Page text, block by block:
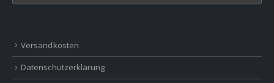
Versandkosten
Datenschutzerklärung